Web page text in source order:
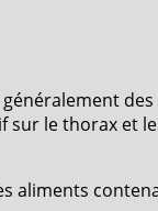
le thorax et
aliments